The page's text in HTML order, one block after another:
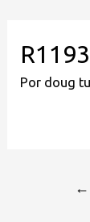
Por doug
←